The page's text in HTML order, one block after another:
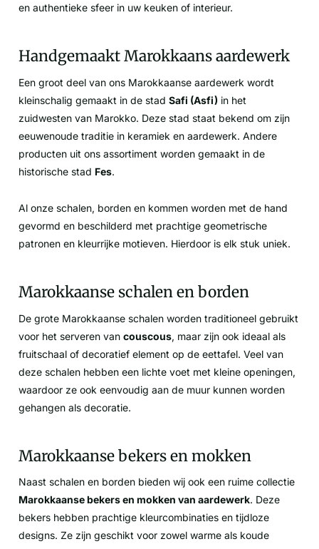
en authentieke sfeer in uw keuken of interieur.
Handgemaakt Marokkaans aardewerk
Een groot deel van ons Marokkaanse aardewerk wordt
kleinschalig gemaakt in de stad Safi (Asfi) in het
zuidwesten van Marokko. Deze stad staat bekend om zijn
eeuwenoude traditie in keramiek en aardewerk. Andere
producten uit ons assortiment worden gemaakt in de
historische stad Fes.
Al onze schalen, borden en kommen worden met de hand
gevormd en beschilderd met prachtige geometrische
patronen en kleurrijke motieven. Hierdoor is elk stuk uniek.
Marokkaanse schalen en borden
De grote Marokkaanse schalen worden traditioneel gebruikt
voor het serveren van couscous, maar zijn ook ideaal als
fruitschaal of decoratief element op de eettafel. Veel van
deze schalen hebben een lichte voet met kleine openingen,
waardoor ze ook eenvoudig aan de muur kunnen worden
gehangen als decoratie.
Marokkaanse bekers en mokken
Naast schalen en borden bieden wij ook een ruime collectie
Marokkaanse bekers en mokken van aardewerk. Deze
bekers hebben prachtige kleurcombinaties en tijdloze
designs. Ze zijn geschikt voor zowel warme als koude